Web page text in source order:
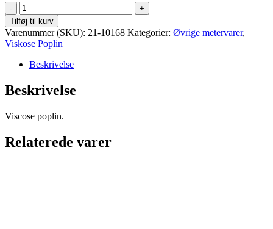
Viscose
poplin
–
Blomster
i
massevis
antal
Tilføj til kurv
Varenummer (SKU): 21-10168 Kategorier: Øvrige metervarer,
Viskose Poplin
Beskrivelse
Beskrivelse
Viscose poplin.
Relaterede varer